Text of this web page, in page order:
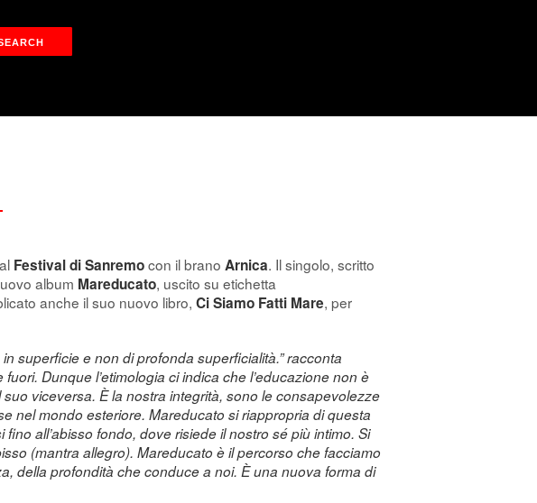
Festival di Sanremocon il brano Arnica. Il singolo, scritto
album Mareducato, uscito su etichetta
anche il suo nuovo libro, Ci Siamo Fatti Mare, per
superficie e non di profonda superficialità.” racconta
Dunque l’etimologia ci indica che l’educazione non è
viceversa. È la nostra integrità, sono le consapevolezze
nel mondo esteriore. Mareducato si riappropria di questa
all’abisso fondo, dove risiede il nostro sé più intimo. Si
(mantra allegro). Mareducato è il percorso che facciamo
della profondità che conduce a noi. È una nuova forma di